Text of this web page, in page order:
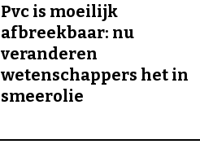
Pvc is moeilijk
afbreekbaar: nu
veranderen
wetenschappers het in
smeerolie